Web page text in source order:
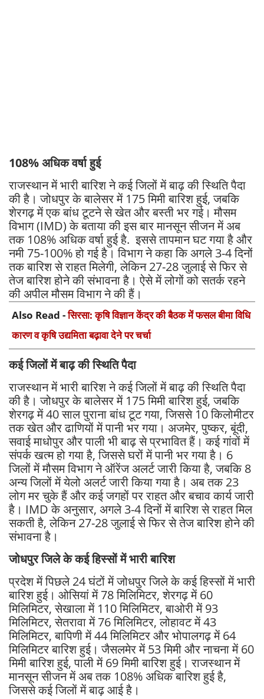
108% अधिक वर्षा हुई
राजस्थान में भारी बारिश ने कई जिलों में बाढ़ की स्थिति पैदा
की है। जोधपुर के बालेसर में 175 मिमी बारिश हुई, जबकि
शेरगढ़ में एक बांध टूटने से खेत और बस्ती भर गई। मौसम
विभाग (IMD) के बताया की इस बार मानसून सीजन में अब
तक 108% अधिक वर्षा हुई है. इससे तापमान घट गया है और
नमी 75-100% हो गई है। विभाग ने कहा कि अगले 3-4 दिनों
तक बारिश से राहत मिलेगी, लेकिन 27-28 जुलाई से फिर से
तेज बारिश होने की संभावना है। ऐसे में लोगों को सतर्क रहने
की अपील मौसम विभाग ने की हैं।
Also Read -सिरसा: कृषि विज्ञान केंद्र की बैठक में फसल बीमा विधि
कारण व कृषि उद्यमिता बढ़ावा देने पर चर्चा
कई जिलों में बाढ़ की स्थिति पैदा
राजस्थान में भारी बारिश ने कई जिलों में बाढ़ की स्थिति पैदा
की है। जोधपुर के बालेसर में 175 मिमी बारिश हुई, जबकि
शेरगढ़ में 40 साल पुराना बांध टूट गया, जिससे 10 किलोमीटर
तक खेत और ढाणियों में पानी भर गया। अजमेर, पुष्कर, बूंदी,
सवाई माधोपुर और पाली भी बाढ़ से प्रभावित हैं। कई गांवों में
संपर्क खत्म हो गया है, जिससे घरों में पानी भर गया है। 6
जिलों में मौसम विभाग ने ऑरेंज अलर्ट जारी किया है, जबकि 8
अन्य जिलों में येलो अलर्ट जारी किया गया है। अब तक 23
लोग मर चुके हैं और कई जगहों पर राहत और बचाव कार्य जारी
है। IMD के अनुसार, अगले 3-4 दिनों में बारिश से राहत मिल
सकती है, लेकिन 27-28 जुलाई से फिर से तेज बारिश होने की
संभावना है।
जोधपुर जिले के कई हिस्सों में भारी बारिश
प्रदेश में पिछले 24 घंटों में जोधपुर जिले के कई हिस्सों में भारी
बारिश हुई। ओसियां में 78 मिलिमिटर, शेरगढ़ में 60
मिलिमिटर, सेखाला में 110 मिलिमिटर, बाओरी में 93
मिलिमिटर, सेतरावा में 76 मिलिमिटर, लोहावट में 43
मिलिमिटर, बापिणी में 44 मिलिमिटर और भोपालगढ़ में 64
मिलिमिटर बारिश हुई। जैसलमेर में 53 मिमी और नाचना में 60
मिमी बारिश हुई, पाली में 69 मिमी बारिश हुई। राजस्थान में
मानसून सीजन में अब तक 108% अधिक बारिश हुई है,
जिससे कई जिलों में बाढ़ आई है।